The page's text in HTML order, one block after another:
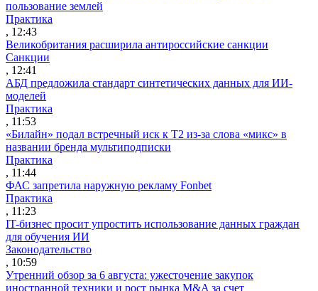
пользование землей
Практика
, 12:43
Великобритания расширила антироссийские санкции
Санкции
, 12:41
АБД предложила стандарт синтетических данных для ИИ-
моделей
Практика
, 11:53
«Билайн» подал встречный иск к Т2 из-за слова «микс» в
названии бренда мультиподписки
Практика
, 11:44
ФАС запретила наружную рекламу Fonbet
Практика
, 11:23
IT-бизнес просит упростить использование данных граждан
для обучения ИИ
Законодательство
, 10:59
Утренний обзор за 6 августа: ужесточение закупок
иностранной техники и рост рынка M&A за счет